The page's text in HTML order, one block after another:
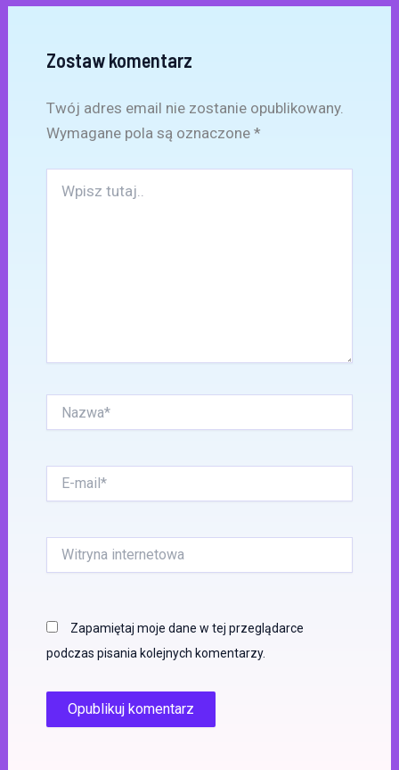
Zostaw komentarz
Twój adres email nie zostanie opublikowany.
Wymagane pola są oznaczone *
tutaj..
mail*
internetowa
Zapamiętaj moje dane w tej przeglądarce
podczas pisania kolejnych komentarzy.